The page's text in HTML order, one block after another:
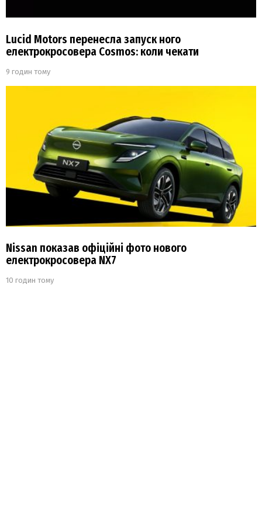
Lucid Motors перенесла запуск ного
електрокросовера Cosmos: коли чекати
9 годин тому
Nissan показав офіційні фото нового
електрокросовера NX7
10 годин тому